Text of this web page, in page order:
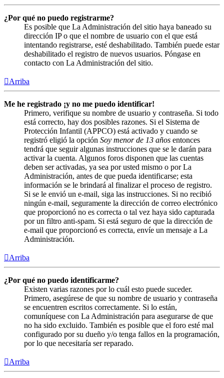
¿Por qué no puedo registrarme?
Es posible que La Administración del sitio haya baneado su
dirección IP o que el nombre de usuario con el que está
intentando registrarse, esté deshabilitado. También puede estar
deshabilitado el registro de nuevos usuarios. Póngase en
contacto con La Administración del sitio.
Arriba
Me he registrado ¡y no me puedo identificar!
Primero, verifique su nombre de usuario y contraseña. Si todo
está correcto, hay dos posibles razones. Si el Sistema de
Protección Infantil (APPCO) está activado y cuando se
registró eligió la opción Soy menor de 13 años entonces
tendrá que seguir algunas instrucciones que se le darán para
activar la cuenta. Algunos foros disponen que las cuentas
deben ser activadas, ya sea por usted mismo o por La
Administración, antes de que pueda identificarse; esta
información se le brindará al finalizar el proceso de registro.
Si se le envió un e-mail, siga las instrucciones. Si no recibió
ningún e-mail, seguramente la dirección de correo electrónico
que proporcionó no es correcta o tal vez haya sido capturada
por un filtro anti-spam. Si está seguro de que la dirección de
e-mail que proporcionó es correcta, envíe un mensaje a La
Administración.
Arriba
¿Por qué no puedo identificarme?
Existen varias razones por lo cuál esto puede suceder.
Primero, asegúrese de que su nombre de usuario y contraseña
se encuentren escritos correctamente. Si lo están,
comuníquese con La Administración para asegurarse de que
no ha sido excluido. También es posible que el foro esté mal
configurado por su dueño y/o tenga fallos en la programación,
por lo que necesitaría ser reparado.
Arriba